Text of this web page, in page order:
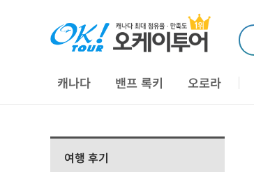
캐나다 밴프 록키 오로라
여행 후기